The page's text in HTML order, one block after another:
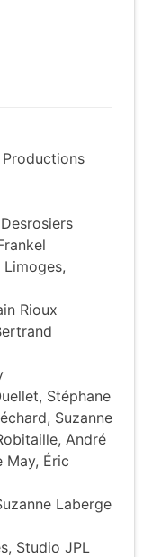
Rioux
Stéphane
Suzanne
André
May, Éric
Laberge
Studio JPL